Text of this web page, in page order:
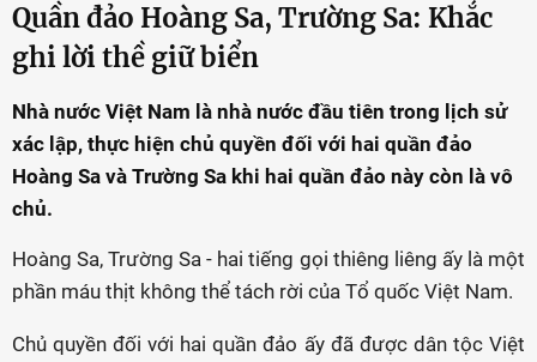
Quần đảo Hoàng Sa, Trường Sa: Khắc
ghi lời thề giữ biển
Nhà nước Việt Nam là nhà nước đầu tiên trong lịch sử
xác lập, thực hiện chủ quyền đối với hai quần đảo
Hoàng Sa và Trường Sa khi hai quần đảo này còn là vô
chủ.
Hoàng Sa, Trường Sa - hai tiếng gọi thiêng liêng ấy là một
phần máu thịt không thể tách rời của Tổ quốc Việt Nam.
Chủ quyền đối với hai quần đảo ấy đã được dân tộc Việt